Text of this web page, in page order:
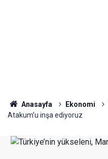
Anasayfa Ekonomi
Atakum’u inşa ediyoruz